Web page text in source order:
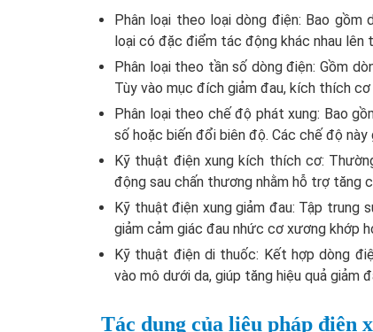
Phân loại theo loại dòng điện: Bao
loại có đặc điểm tác động khác nhau lên
Phân loại theo tần số dòng điện: Gồm
Tùy vào mục đích giảm đau, kích thích
Phân loại theo chế độ phát xung: Bao
số hoặc biến đổi biên độ. Các chế độ
Kỹ thuật điện xung kích thích cơ:
động sau chấn thương nhằm hỗ trợ tăng
Kỹ thuật điện xung giảm đau: Tập trung
giảm cảm giác đau nhức cơ xương khớp
Kỹ thuật điện di thuốc: Kết hợp dòng
vào mô dưới da, giúp tăng hiệu quả giảm
Tác dụng của liệu pháp điện